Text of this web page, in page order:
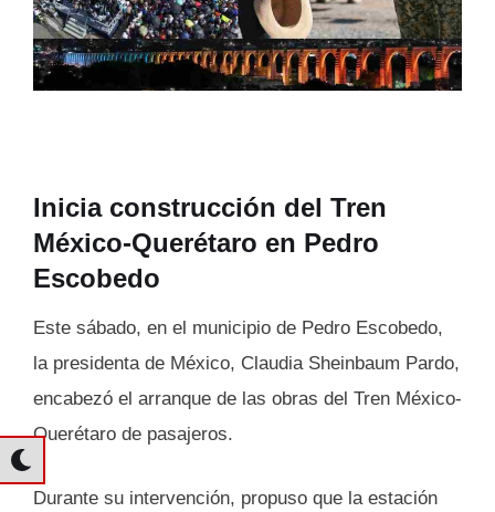
Inicia construcción del Tren
México-Querétaro en Pedro
Escobedo
Este sábado, en el municipio de Pedro Escobedo,
la presidenta de México, Claudia Sheinbaum Pardo,
encabezó el arranque de las obras del Tren México-
Querétaro de pasajeros.
Durante su intervención, propuso que la estación